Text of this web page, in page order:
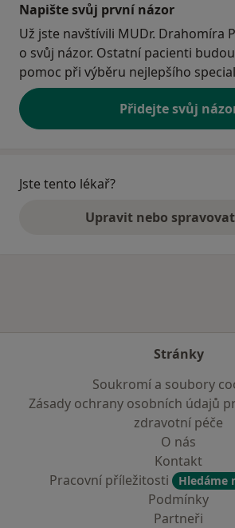
Napište svůj první názor
Už jste navštívili MUDr. Drahomíra
o svůj názor. Ostatní pacienti
pomoc při výběru nejlepšího
Přidejte svůj
Jste tento lékař?
Upravit nebo
Stránky
Soukromí a soubory
Zásady ochrany osobních údajů
zdravotní péče
O nás
Kontakt
Pracovní příležitosti
Hledáme
Podmínky
Partneři